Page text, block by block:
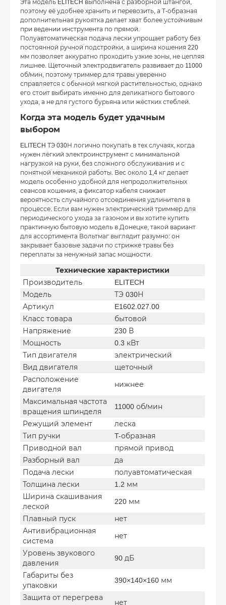
Эта модель ELITECH выполнена с разборной штангой,
поэтому её удобнее хранить и перевозить, а Т-образная
дополнительная рукоятка делает хват более устойчивым
при ведении инструмента по прямой.
Полуавтоматическая подача лески упрощает работу без
постоянной ручной подстройки, а ширина кошения 220
мм позволяет аккуратно проходить узкие зоны, не цепляя
лишнее. Щеточный электродвигатель развивает до 11000
об/мин, поэтому триммер для травы уверенно
справляется с обычной мягкой растительностью, однако
его стоит выбирать именно для деликатного бытового
ухода, а не для густого бурьяна или жёстких стеблей.
Когда эта модель будет удачным
выбором
ELITECH ТЭ 030Н логично покупать в тех случаях, когда
нужен лёгкий электроинструмент с минимальной
нагрузкой на руки, без сложного обслуживания и с
понятной механикой работы. Вес около 1,4 кг делает
модель особенно удобной для непродолжительных
сеансов кошения, а фиксатор кабеля снижает
вероятность случайного отсоединения удлинителя в
процессе. Если вам нужен электрический триммер для
периодического ухода за газоном и вы хотите купить
практичную бытовую модель в Донецке, такой вариант
для ассортимента Вольтмаг выглядит разумно: он
закрывает базовые задачи по стрижке травы без
переплаты за ненужный запас мощности.
Технические характеристики
Производитель
ELITECH
Модель
ТЭ 030Н
Артикул
E1602.027.00
Класс товара
бытовой
Напряжение
230 В
Мощность
0.3 кВт
Тип двигателя
электрический
Вид двигателя
щеточный
Расположение
двигателя
нижнее
Максимальная частота
вращения шпинделя
11000 об/мин
Режущий элемент
леска
Тип ручки
T-образная
Приводной вал
прямой привод
Разборный вал
да
Подача лески
полуавтоматическая
Толщина лески
1.2 мм
Ширина скашивания
леской
220 мм
Плавный пуск
нет
Антивибрационная
система
нет
Уровень звукового
давления
90 дБ
Габариты без
упаковки
390×140×160 мм
Защита от перегрева
нет